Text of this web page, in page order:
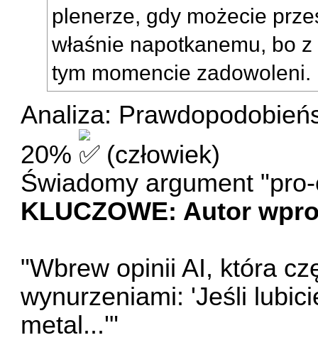
plenerze, gdy możecie
właśnie napotkanemu, bo
tym momencie zadowoleni.
Analiza:
20%
(człowiek)
Świadomy argument "pro-
KLUCZOWE: Autor
"Wbrew opinii AI, która
wynurzeniami: 'Jeśli
metal...'"